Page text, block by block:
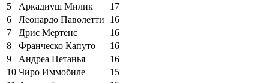
5
Аркадиуш Милик
17
6
Леонардо Паволетти
16
7
Дрис Мертенс
16
8
Франческо Капуто
16
9
Андреа Петанья
16
10 Чиро Иммобиле
15